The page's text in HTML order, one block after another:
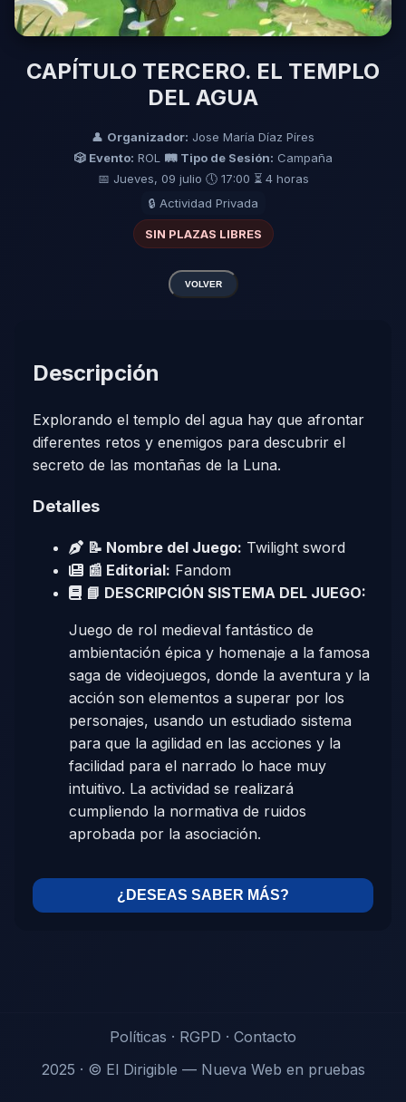
CAPÍTULO TERCERO. EL TEMPLO
DEL AGUA
👤 Organizador: Jose María Díaz Píres
🎲 Evento: ROL 🛤️ Tipo de Sesión: Campaña
📅 Jueves, 09 julio 🕔 17:00 ⏳ 4 horas
🔒 Actividad Privada
SIN PLAZAS LIBRES
VOLVER
Descripción
Explorando el templo del agua hay que afrontar
diferentes retos y enemigos para descubrir el
secreto de las montañas de la Luna.
Detalles
📝 Nombre del Juego: Twilight sword
📰 Editorial: Fandom
📘 DESCRIPCIÓN SISTEMA DEL JUEGO:
Juego de rol medieval fantástico de
ambientación épica y homenaje a la famosa
saga de videojuegos, donde la aventura y la
acción son elementos a superar por los
personajes, usando un estudiado sistema
para que la agilidad en las acciones y la
facilidad para el narrado lo hace muy
intuitivo. La actividad se realizará
cumpliendo la normativa de ruidos
aprobada por la asociación.
¿DESEAS SABER MÁS?
Políticas · RGPD · Contacto
2025 · © El Dirigible — Nueva Web en pruebas